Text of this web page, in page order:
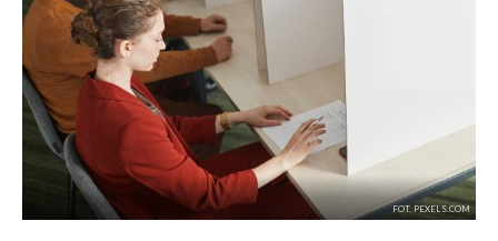
FOT. PEXELS.COM